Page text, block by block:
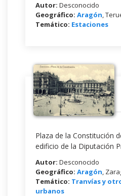
Autor: Desconocido
Geográfico: Aragón,
Temático: Estaciones
Plaza de la Constitución
edificio de la Diputación
Autor: Desconocido
Geográfico: Aragón,
Temático: Tranvías y
urbanos